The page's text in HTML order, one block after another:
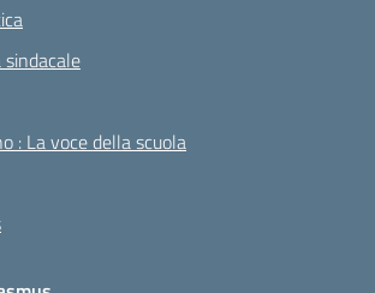
sindacale
: La voce della scuola